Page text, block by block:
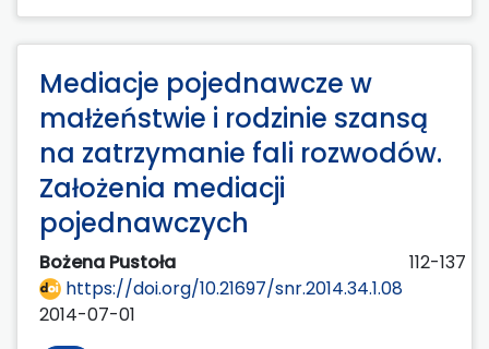
Mediacje pojednawcze w
małżeństwie i rodzinie szansą
na zatrzymanie fali rozwodów.
Założenia mediacji
pojednawczych
Bożena Pustoła
112-137
https://doi.org/10.21697/snr.2014.34.1.08
2014-07-01